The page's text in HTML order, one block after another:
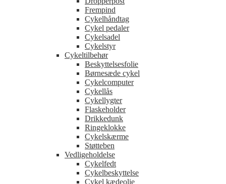
Frempind
Cykelhåndtag
Cykel pedaler
Cykelsadel
Cykelstyr
Cykeltilbehør
Beskyttelsesfolie
Børnesæde cykel
Cykelcomputer
Cykellås
Cykellygter
Flaskeholder
Drikkedunk
Ringeklokke
Cykelskærme
Støtteben
Vedligeholdelse
Cykelfedt
Cykelbeskyttelse
Cykel kædeolie